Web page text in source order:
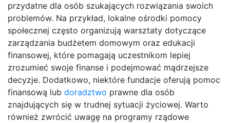
przydatne dla osób szukających rozwiązania swoich
problemów. Na przykład, lokalne ośrodki pomocy
społecznej często organizują warsztaty dotyczące
zarządzania budżetem domowym oraz edukacji
finansowej, które pomagają uczestnikom lepiej
zrozumieć swoje finanse i podejmować mądrzejsze
decyzje. Dodatkowo, niektóre fundacje oferują pomoc
finansową lub doradztwo prawne dla osób
znajdujących się w trudnej sytuacji życiowej. Warto
również zwrócić uwagę na programy rządowe